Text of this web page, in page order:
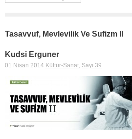
Tasavvuf, Mevlevilik Ve Sufizm II
Kudsi Erguner
01 Nisan 2014 Kültür-Sanat, Sayı 39